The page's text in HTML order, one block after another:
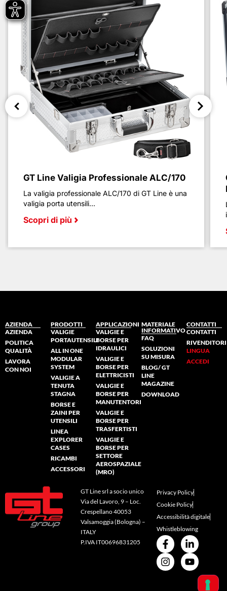
GT Line Valigia Professionale ALC/170
La valigia professionale ALC/170 di GT Line è una
valigia porta utensili...
Scopri di più
AZIENDA
AZIENDA
POLITICA
QUALITÀ
LAVORA
CON NOI
PRODOTTI
VALIGIE
PORTAUTENSILI
ALL IN ONE
MODULAR
SYSTEM
VALIGIE A
TENUTA
STAGNA
BORSE E
ZAINI PER
UTENSILI
LINEA
EXPLORER
CASES
RICAMBI
ACCESSORI
APPLICAZIONI
VALIGIE E
BORSE PER
IDRAULICI
VALIGIE E
BORSE PER
ELETTRICISTI
VALIGIE E
BORSE PER
MANUTENTORI
VALIGIE E
BORSE PER
TRASFERTISTI
VALIGIE E
BORSE PER
SETTORE
AEROSPAZIALE
(MRO)
MATERIALE
INFORMATIVO
FAQ
SOLUZIONI
SU MISURA
BLOG/ GT
LINE
MAGAZINE
DOWNLOAD
CONTATTI
CONTATTI
RIVENDITORI
LINGUA
ACCEDI
GT Line srl a socio unico
Via del Lavoro, 9 – Loc.
Crespellano 40053
Valsamoggia (Bologna) –
ITALY
P.IVA IT00696831205
Privacy Policy
Cookie Policy
Accessibilità digitale
Whistleblowing